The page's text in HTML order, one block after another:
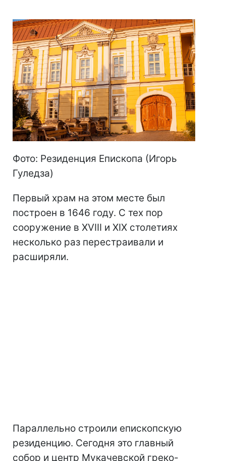
Фото: Резиденция Епископа (Игорь
Гуледза)
Первый храм на этом месте был
построен в 1646 году. С тех пор
сооружение в XVIII и XIX столетиях
несколько раз перестраивали и
расширяли.
Параллельно строили епископскую
резиденцию. Сегодня это главный
собор и центр Мукачевской греко-